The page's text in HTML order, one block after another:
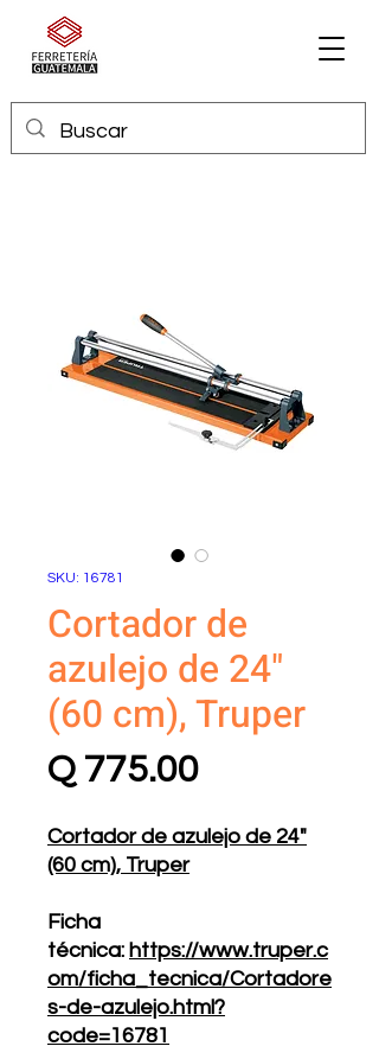
SKU: 16781
Cortador de
azulejo de 24"
(60 cm), Truper
Q 775.00Precio
Cortador de azulejo de 24"
(60 cm), Truper
Ficha
técnica: https://www.truper.c
om/ficha_tecnica/Cortadore
s-de-azulejo.html?
code=16781